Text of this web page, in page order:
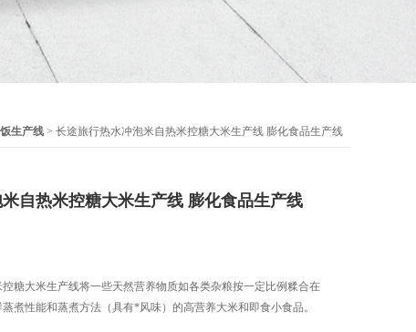
生产线 > 长途旅行热水冲泡米自热米控糖大米生产线 膨化食品生产线
自热米控糖大米生产线 膨化食品生产线
糖大米生产线将一些天然营养物质如各类杂粮按一定比例糅合在
煮性能和蒸煮方法（具有*风味）的高营养大米和即食小食品。